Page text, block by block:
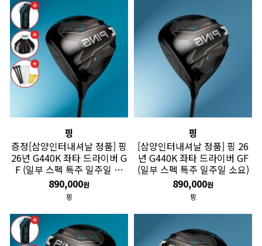
핑
증정[삼양인터내셔날 정품] 핑
26년 G440K 좌타 드라이버 G
F (일부 스펙 특주 일주일 소
요)
890,000원
핑
핑
[삼양인터내셔날 정품] 핑 26
년 G440K 좌타 드라이버 GF
(일부 스펙 특주 일주일 소요)
890,000원
핑